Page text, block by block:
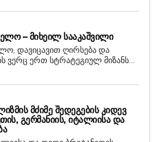
– ᲛᲘᲮᲔᲘᲚ ᲡᲐᲐᲙᲐᲨᲕᲘᲚᲘ
დავიცავით ღირსება და
ვერც ერთ სტრატეგიულ მიზანს...
ᲛᲫᲘᲛᲔ ᲨᲔᲓᲔᲒᲔᲑᲘᲡ ᲙᲘᲓᲔᲕ
ᲒᲔᲠᲛᲐᲜᲘᲘᲡ, ᲘᲢᲐᲚᲘᲘᲡᲐ ᲓᲐ